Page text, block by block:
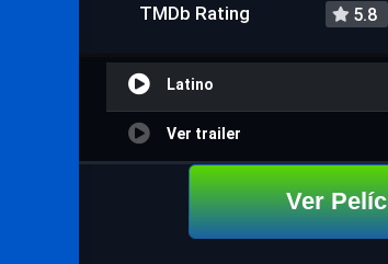
TMDb Rating 5.8
Latino
Ver trailer
Ver